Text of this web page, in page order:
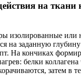
на ткани
изолированные или
на заданную
На кончиках
белки коллагена
затем в